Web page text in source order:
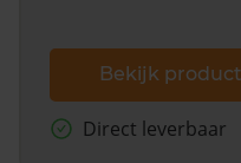
Bekijk product
Direct leverbaar